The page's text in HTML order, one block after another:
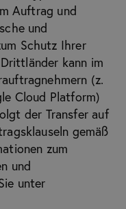
Auftrag und
und
Schutz Ihrer
kann im
(z.
Cloud Platform)
der Transfer auf
gemäß
zum
und
unter